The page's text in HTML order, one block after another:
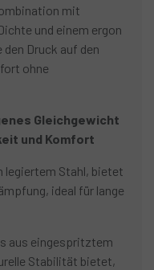
mit
und einem ergon
Druck auf den
ohne
Gleichgewicht
und Komfort
legiertem Stahl, bietet
ideal für lange
aus eingespritztem
Stabilität bietet,